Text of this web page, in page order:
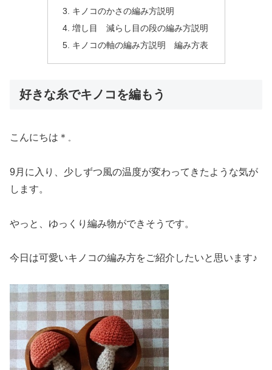
キノコのかさの編み方説明
増し目 減らし目の段の編み方説明
キノコの軸の編み方説明 編み方表
好きな糸でキノコを編もう
こんにちは＊ 。
9月に入り、少しずつ風の温度が変わってきたような気が
します。
やっと、ゆっくり編み物ができそうです。
今日は可愛いキノコの編み方をご紹介したいと思います♪